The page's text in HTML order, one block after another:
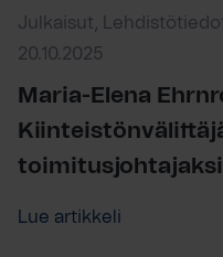
Julkaisut,
20.10.2025
Maria-Elena
toimitusjohtajaksi
Lue artikkeli